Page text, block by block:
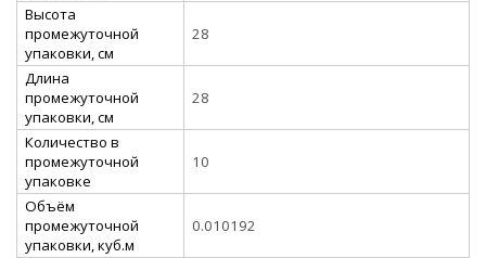
Высота
промежуточной
упаковки, см
28
Длина
промежуточной
упаковки, см
28
Количество в
промежуточной
упаковке
10
Объём
промежуточной
упаковки, куб.м
0.010192